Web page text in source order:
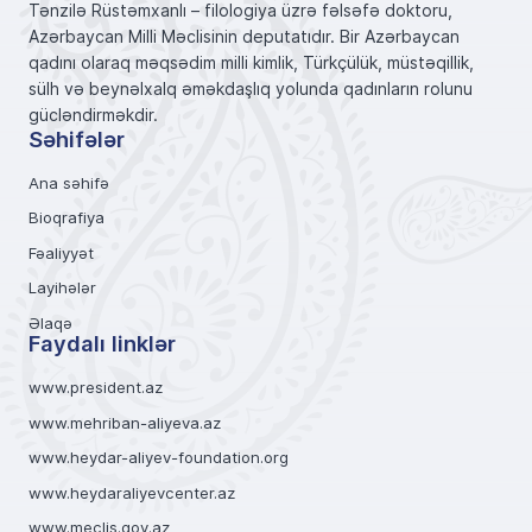
Tənzilə Rüstəmxanlı – filologiya üzrə fəlsəfə doktoru,
Azərbaycan Milli Məclisinin deputatıdır. Bir Azərbaycan
qadını olaraq məqsədim milli kimlik, Türkçülük, müstəqillik,
sülh və beynəlxalq əməkdaşlıq yolunda qadınların rolunu
gücləndirməkdir.
Səhifələr
Ana səhifə
Bioqrafiya
Fəaliyyət
Layihələr
Əlaqə
Faydalı linklər
www.president.az
www.mehriban-aliyeva.az
www.heydar-aliyev-foundation.org
www.heydaraliyevcenter.az
www.meclis.gov.az